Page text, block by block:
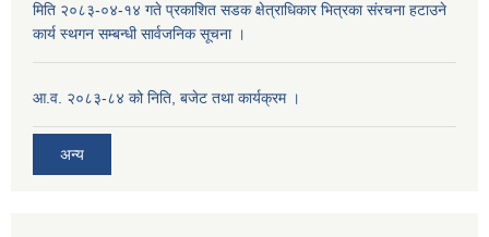
मिति २०८३-०४-१४ गते प्रकाशित सडक क्षेत्राधिकार भित्रका संरचना हटाउने
कार्य स्थगन सम्बन्धी सार्वजनिक सूचना ।
आ.व. २०८३-८४ को निति, बजेट तथा कार्यक्रम ।
अन्य